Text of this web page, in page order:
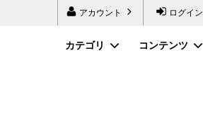
ログイン
アカウント
カテゴリ コンテンツ